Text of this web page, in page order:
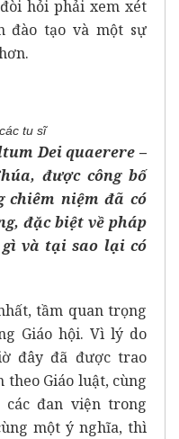
hỏi phải xem xét
đào tạo và một sự
tu sĩ
Dei quaerere –
được công bố
chiêm niệm đã có
đặc biệt về pháp
và tại sao lại có
tầm quan trọng
Giáo hội. Vì lý do
đây đã được trao
Giáo luật, cùng
đan viện trong
một ý nghĩa, thì